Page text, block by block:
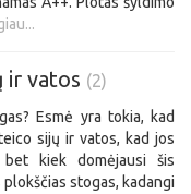
ir vatos (2)
Esmė yra tokia, kad
sijų ir vatos, kad jos
kiek domėjausi šis
stogas, kadangi